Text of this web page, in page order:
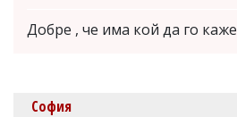
Добре , че има кой да го каже
София